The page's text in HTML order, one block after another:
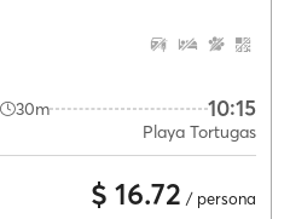
30m 10:15
Playa Tortugas
$ 16.72 / persona